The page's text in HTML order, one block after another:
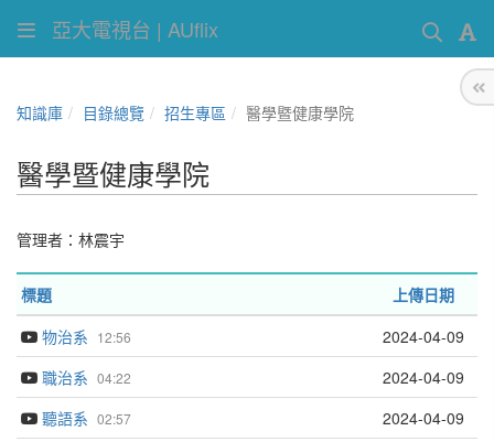
亞大電視台 | AUflix
知識庫 目錄總覽 招生專區 醫學暨健康學院
醫學暨健康學院
管理者： 林震宇
標題 上傳日期
12:56
物治系 2024-04-09
04:22
職治系 2024-04-09
02:57
聽語系 2024-04-09